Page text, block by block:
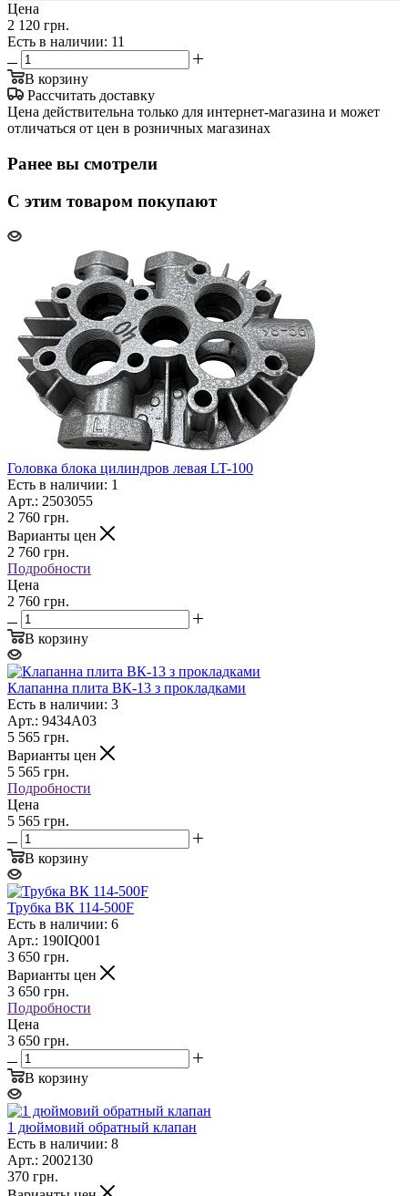
Цена
2 120 грн.
Есть в наличии: 11
В корзину
Рассчитать доставку
Цена действительна только для интернет-магазина и может
отличаться от цен в розничных магазинах
Ранее вы смотрели
С этим товаром покупают
Головка блока цилиндров левая LT-100
Есть в наличии: 1
Арт.: 2503055
2 760 грн.
Варианты цен
2 760 грн.
Подробности
Цена
2 760 грн.
В корзину
Клапанна плита ВК-13 з прокладками
Есть в наличии: 3
Арт.: 9434A03
5 565 грн.
Варианты цен
5 565 грн.
Подробности
Цена
5 565 грн.
В корзину
Трубка ВК 114-500F
Есть в наличии: 6
Арт.: 190IQ001
3 650 грн.
Варианты цен
3 650 грн.
Подробности
Цена
3 650 грн.
В корзину
1 дюймовий обратный клапан
Есть в наличии: 8
Арт.: 2002130
370 грн.